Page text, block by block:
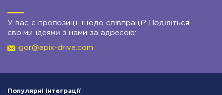
У вас є пропозиції щодо співпраці? Поділіться
своїми ідеями з нами за адресою:
igor@apix-drive.com
Популярні інтеграції